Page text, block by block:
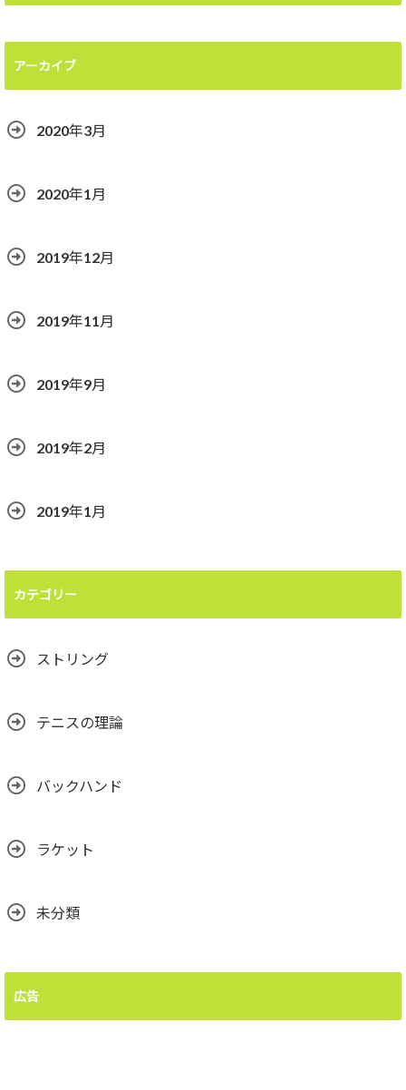
アーカイブ
2020年3月
2020年1月
2019年12月
2019年11月
2019年9月
2019年2月
2019年1月
カテゴリー
ストリング
テニスの理論
バックハンド
ラケット
未分類
広告